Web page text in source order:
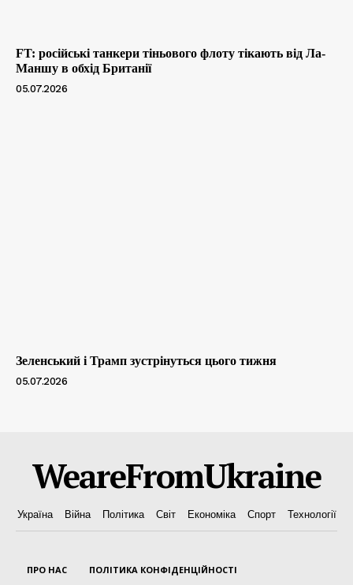
FT: російські танкери тіньового флоту тікають від Ла-
Маншу в обхід Британії
05.07.2026
Зеленський і Трамп зустрінуться цього тижня
05.07.2026
WeareFromUkraine
Україна Війна Політика Світ Економіка Спорт Технології
ПРО НАС ПОЛІТИКА КОНФІДЕНЦІЙНОСТІ